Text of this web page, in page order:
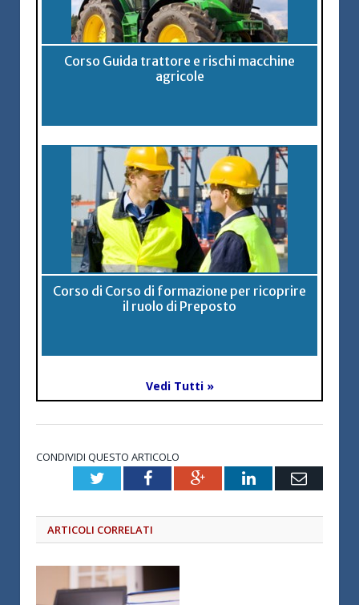
Corso Guida trattore e rischi macchine
agricole
Corso di Corso di formazione per ricoprire
il ruolo di Preposto
Vedi Tutti »
CONDIVIDI QUESTO ARTICOLO
TwitterFacebookGoogle+LinkedInEmail
ARTICOLI CORRELATI